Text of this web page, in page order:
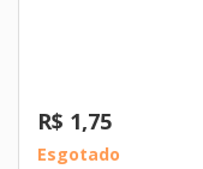
R$ 1,75
Esgotado